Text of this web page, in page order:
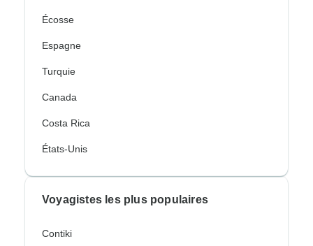
Écosse
Espagne
Turquie
Canada
Costa Rica
États-Unis
Voyagistes les plus populaires
Contiki